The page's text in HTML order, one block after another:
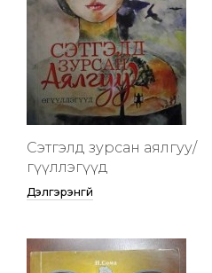
Сэтгэлд зурсан аялгуу/
өгүүллэгүүд
Дэлгэрэнгүй